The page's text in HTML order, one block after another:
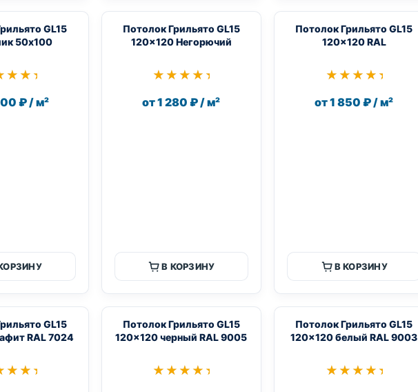
GL15
50х100
₽ / м²
Потолок Грильято GL15
120×120 Негорючий
★★★★★
★★★★★
от 1 280 ₽ / м²
В КОРЗИНУ
Потолок Грильято GL15
120×120 RAL
★★★★★
★★★★★
от 1 850 ₽ / м²
В КОРЗИНУ
GL15
RAL 7024
Потолок Грильято GL15
120×120 черный RAL 9005
★★★★★
★★★★★
Потолок Грильято GL15
120×120 белый RAL 9003
★★★★★
★★★★★